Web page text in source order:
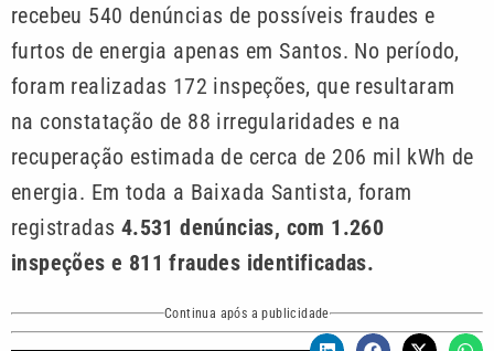
recebeu 540 denúncias de possíveis fraudes e
furtos de energia apenas em Santos. No período,
foram realizadas 172 inspeções, que resultaram
na constatação de 88 irregularidades e na
recuperação estimada de cerca de 206 mil kWh de
energia. Em toda a Baixada Santista, foram
registradas 4.531 denúncias, com 1.260
inspeções e 811 fraudes identificadas.
Continua após a publicidade